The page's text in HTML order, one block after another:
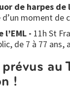
de harpes de
d’un moment
- 11h St
de 7 à 77 ans,
au
!